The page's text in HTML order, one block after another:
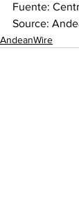
Fuente:
Source:
AndeanWire